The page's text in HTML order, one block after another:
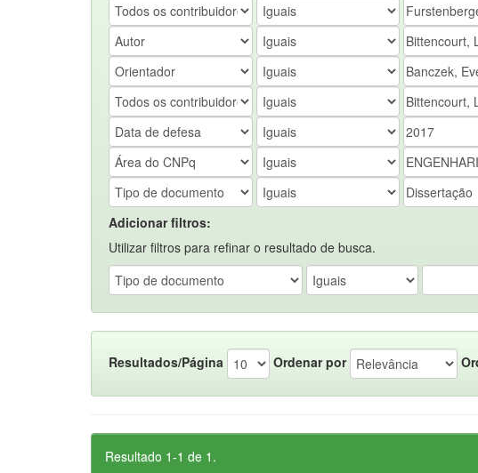
Adicionar filtros:
Utilizar filtros para refinar o resultado de busca.
Resultados/Página Ordenar por
Resultado 1-1 de 1.